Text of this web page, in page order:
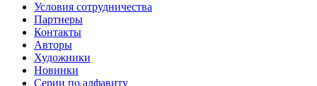
Условия сотрудничества
Партнеры
Контакты
Авторы
Художники
Новинки
Серии по алфавиту